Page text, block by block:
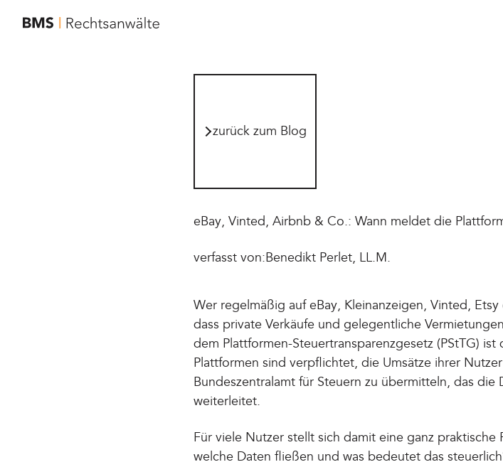
zur Startseite von BMS Rechtsanwälte
zurück zum Blog
eBay, Vinted, Airbnb & Co.: Wann meldet die
verfasst von:Benedikt Perlet, LL.M.
Wer regelmäßig auf eBay, Kleinanzeigen, Vinted,
dass private Verkäufe und gelegentliche
dem Plattformen-Steuertransparenzgesetz (PStTG)
Plattformen sind verpflichtet, die Umsätze ihrer
Bundeszentralamt für Steuern zu übermitteln, das die
weiterleitet.
Für viele Nutzer stellt sich damit eine ganz
welche Daten fließen und was bedeutet das